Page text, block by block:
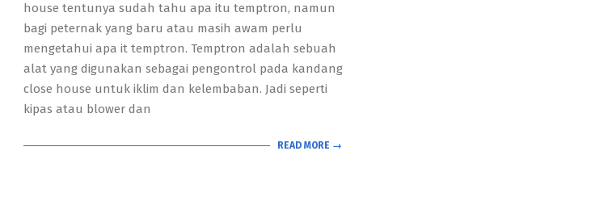
house tentunya sudah tahu apa itu temptron, namun
bagi peternak yang baru atau masih awam perlu
mengetahui apa it temptron. Temptron adalah sebuah
alat yang digunakan sebagai pengontrol pada kandang
close house untuk iklim dan kelembaban. Jadi seperti
kipas atau blower dan
READ MORE →